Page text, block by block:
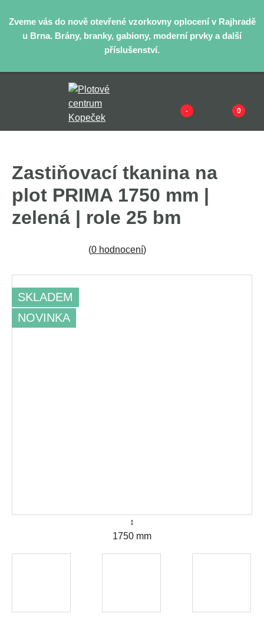
Zveme vás do nově otevřené vzorkovny oplocení v Rajhradě
u Brna. Brány, branky, gabiony, moderní prvky a další
příslušenství.
- 0
Zastiňovací tkanina na
plot PRIMA 1750 mm |
zelená | role 25 bm
(0 hodnocení)
SKLADEM
NOVINKA
↕
1750 mm